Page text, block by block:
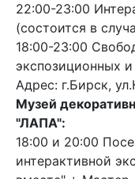
22:00-23:00
(состоится в
18:00-23:00
экспозиционных
Адрес: г.Бирск,
Музей
"ЛАПА":
18:00 и 20:00
интерактивной